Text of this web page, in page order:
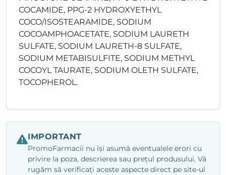
COCAMIDE, PPG-2 HYDROXYETHYL
COCO/ISOSTEARAMIDE, SODIUM
COCOAMPHOACETATE, SODIUM LAURETH
SULFATE, SODIUM LAURETH-8 SULFATE,
SODIUM METABISULFITE, SODIUM METHYL
COCOYL TAURATE, SODIUM OLETH SULFATE,
TOCOPHEROL.
IMPORTANT
PromoFarmacii nu își asumă eventualele erori cu
privire la poza, descrierea sau prețul produsului. Vă
rugăm să verificați aceste aspecte direct pe site-ul